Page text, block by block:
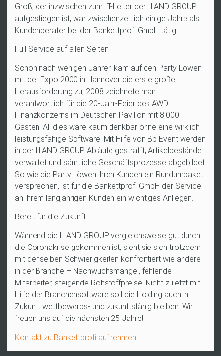
Groß, der inzwischen zum IT-Leiter der H.AND GROUP
aufgestiegen ist, war zwischenzeitlich einige Jahre als
Kundenberater bei der Bankettprofi GmbH tätig.
Full Service auf allen Seiten
Schon nach wenigen Jahren kam auf den Party Löwen
mit der Expo 2000 in Hannover die erste große
Herausforderung zu, 2008 zeichnete man
verantwortlich für die 20-Jahr-Feier des AWD
Finanzkonzerns im Deutschen Pavillon mit 8.000
Gästen. All dies wäre kaum denkbar ohne eine wirklich
leistungsfähige Software. Mit Hilfe von Bp Event werden
in der H.AND GROUP Abläufe gestrafft, Artikelbestände
verwaltet und sämtliche Geschäftsprozesse abgebildet.
So wie die Party Löwen ihren Kunden ein Rundumpaket
versprechen, ist für die Bankettprofi GmbH der Service
an ihrem langjährigen Kunden ein wichtiges Anliegen.
Bereit für die Zukunft
Während die H.AND GROUP vergleichsweise gut durch
die Coronakrise gekommen ist, sieht sie sich trotzdem
mit denselben Schwierigkeiten konfrontiert wie andere
in der Branche – Nachwuchsmangel, fehlende
Mitarbeiter, steigende Rohstoffpreise. Nicht zuletzt mit
Hilfe der Branchensoftware soll die Holding auch in
Zukunft wettbewerbs- und zukunftsfähig bleiben. Wir
freuen uns auf die nächsten 25 Jahre!
Kontakt zu Bankettprofi aufnehmen